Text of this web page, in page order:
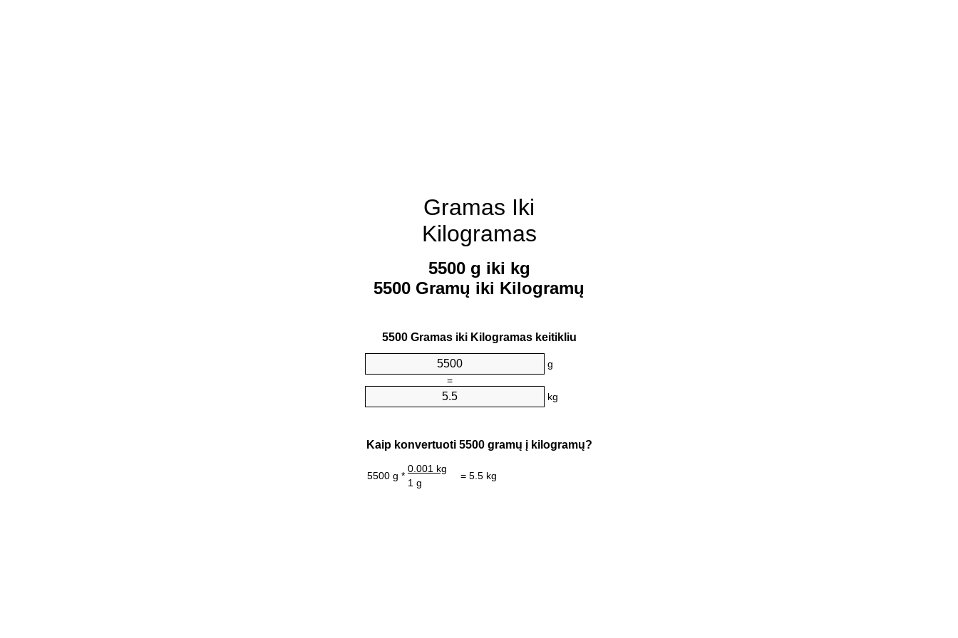
Gramas Iki
Kilogramas
5500 g iki kg
5500 Gramų iki Kilogramų
5500 Gramas iki Kilogramas keitikliu
g
=
kg
Kaip konvertuoti 5500 gramų į kilogramų?
5500 g *
0.001 kg
= 5.5 kg
1 g